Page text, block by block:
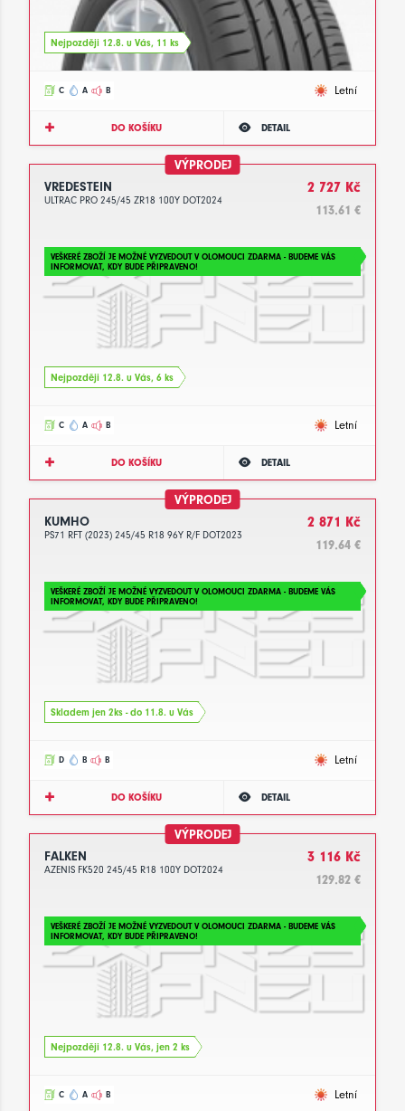
Nejpozději 12.8. u Vás, 11 ks
C A B Letní
DO KOŠÍKU DETAIL
VÝPRODEJ
VREDESTEIN
ULTRAC PRO 245/45 ZR18 100Y DOT2024
2 727 Kč
113.61 €
VEŠKERÉ ZBOŽÍ JE MOŽNÉ VYZVEDOUT V OLOMOUCI ZDARMA - BUDEME VÁS
INFORMOVAT, KDY BUDE PŘIPRAVENO!
Nejpozději 12.8. u Vás, 6 ks
C A B Letní
DO KOŠÍKU DETAIL
VÝPRODEJ
KUMHO
PS71 RFT (2023) 245/45 R18 96Y R/F DOT2023
2 871 Kč
119.64 €
VEŠKERÉ ZBOŽÍ JE MOŽNÉ VYZVEDOUT V OLOMOUCI ZDARMA - BUDEME VÁS
INFORMOVAT, KDY BUDE PŘIPRAVENO!
Skladem jen 2ks - do 11.8. u Vás
D B B Letní
DO KOŠÍKU DETAIL
VÝPRODEJ
FALKEN
AZENIS FK520 245/45 R18 100Y DOT2024
3 116 Kč
129.82 €
VEŠKERÉ ZBOŽÍ JE MOŽNÉ VYZVEDOUT V OLOMOUCI ZDARMA - BUDEME VÁS
INFORMOVAT, KDY BUDE PŘIPRAVENO!
Nejpozději 12.8. u Vás, jen 2 ks
C A B Letní